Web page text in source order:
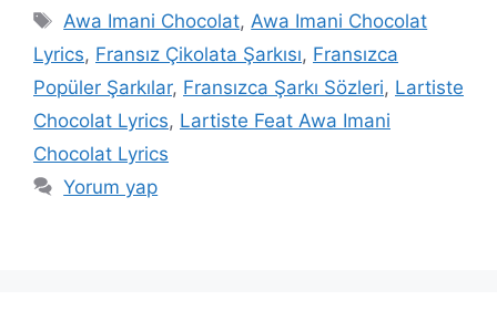
Etiketler
Awa Imani Chocolat, Awa Imani Chocolat
Lyrics, Fransız Çikolata Şarkısı, Fransızca
Popüler Şarkılar, Fransızca Şarkı Sözleri, Lartiste
Chocolat Lyrics, Lartiste Feat Awa Imani
Chocolat Lyrics
Yorum yap